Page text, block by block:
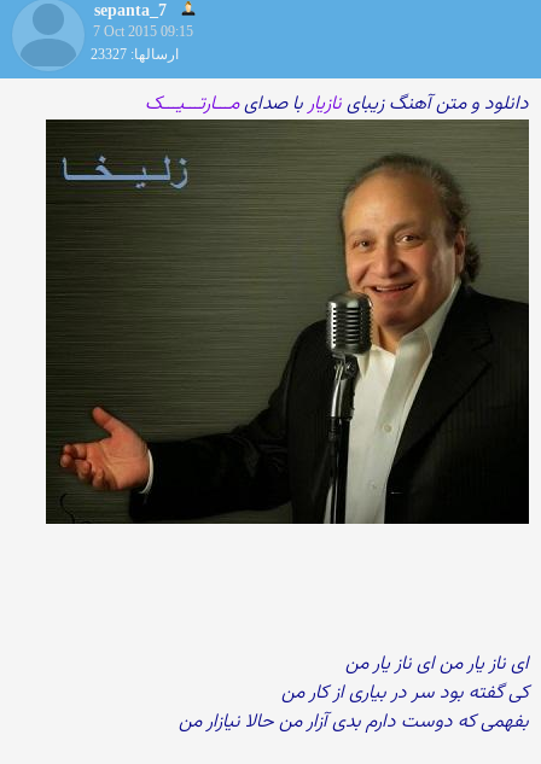
sepanta_7
7 Oct 2015 09:15
ارسالها: 23327
دانلود و متن آهنگ زیباینازیاربا صدایمـــارتـــیـــک
ای ناز یار من ای ناز یار من
کی گفته بود سر در بیاری از کار من
بفهمی که دوست دارم بدی آزار من حالا نیازار من